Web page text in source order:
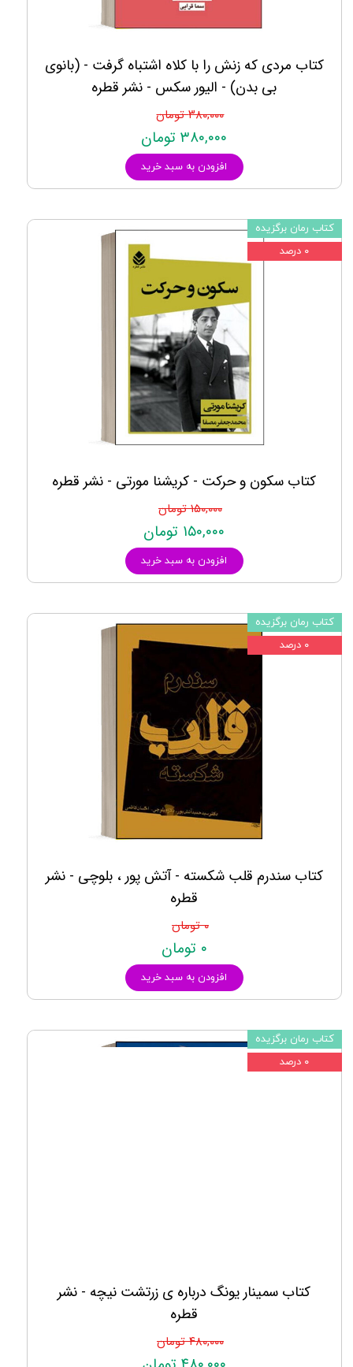
کتاب مردی که زنش را با کلاه اشتباه گرفت - (بانوی
بی‌ بدن) - الیور سکس - نشر قطره
۳۸۰,۰۰۰ تومان
۳۸۰,۰۰۰ تومان
افزودن به سبد خرید
کتاب سکون و حرکت - کریشنا مورتی - نشر قطره
۱۵۰,۰۰۰ تومان
۱۵۰,۰۰۰ تومان
افزودن به سبد خرید
کتاب رمان برگزیده
۰ درصد
کتاب سندرم قلب شکسته - آتش پور ، بلوچی - نشر
قطره
۰ تومان
۰ تومان
افزودن به سبد خرید
کتاب رمان برگزیده
۰ درصد
کتاب سمینار یونگ درباره ی زرتشت نیچه - نشر
قطره
۴۸۰,۰۰۰ تومان
کتاب رمان برگزیده
۰ درصد